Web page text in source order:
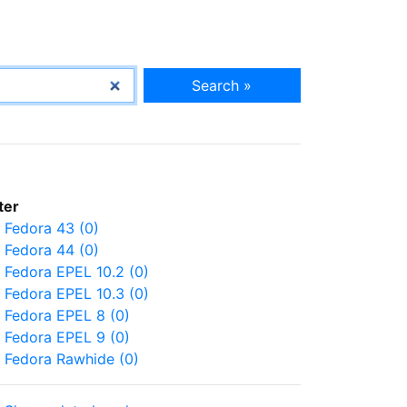
Search »
Fedora 43 (0)
Fedora 44 (0)
Fedora EPEL 10.2 (0)
Fedora EPEL 10.3 (0)
Fedora EPEL 8 (0)
Fedora EPEL 9 (0)
Fedora Rawhide (0)